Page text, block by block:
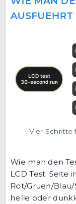
AUSFUEHRT
Vier Schritte
Wie man den
LCD Test: Seite
Rot/Gruen/
helle oder